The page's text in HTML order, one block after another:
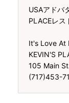
USAアドバ
PLACEレス
It's Love At
KEVIN'S
105 Main
(717)453-